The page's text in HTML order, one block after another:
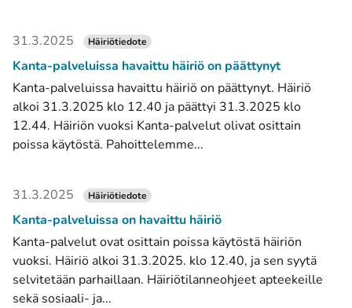
31.3.2025 Häiriötiedote
Kanta-palveluissa havaittu häiriö on päättynyt
Kanta-palveluissa havaittu häiriö on päättynyt. Häiriö
alkoi 31.3.2025 klo 12.40 ja päättyi 31.3.2025 klo
12.44. Häiriön vuoksi Kanta-palvelut olivat osittain
poissa käytöstä. Pahoittelemme...
31.3.2025 Häiriötiedote
Kanta-palveluissa on havaittu häiriö
Kanta-palvelut ovat osittain poissa käytöstä häiriön
vuoksi. Häiriö alkoi 31.3.2025. klo 12.40, ja sen syytä
selvitetään parhaillaan. Häiriötilanneohjeet apteekeille
sekä sosiaali- ja...